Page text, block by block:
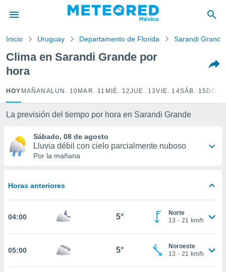
ha sido
para
que se
calidad.
a este
las
y
forma
digital
seguir
Inicio Uruguay Departamento de Florida Sarandi Grande
Clima en Sarandi Grande por
hora
HOY MAÑANA LUN. 10 MAR. 11 MIÉ. 12JUE. 13VIE. 14SÁB. 15
La previsión del tiempo por hora en Sarandi Grande
Sábado, 08 de agosto
Lluvia débil con cielo parcialmente nuboso
Por la mañana
Horas anteriores
04:00 5°
Norte
13 - 21 km/h
05:00 5°
Noroeste
13 - 21 km/h